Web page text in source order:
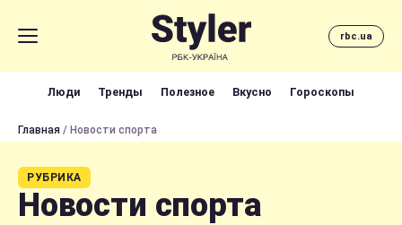
rbc.ua
Люди Тренды Полезное Вкусно Гороскопы
Главная / Новости спорта
РУБРИКА
Новости спорта